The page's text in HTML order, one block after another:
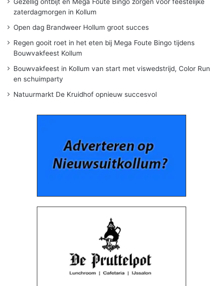
zaterdagmorgen in Kollum
Open dag Brandweer Hollum groot succes
Regen gooit roet in het eten bij Mega Foute Bingo tijdens
Bouwvakfeest Kollum
Bouwvakfeest in Kollum van start met viswedstrijd, Color Run
en schuimparty
Natuurmarkt De Kruidhof opnieuw succesvol